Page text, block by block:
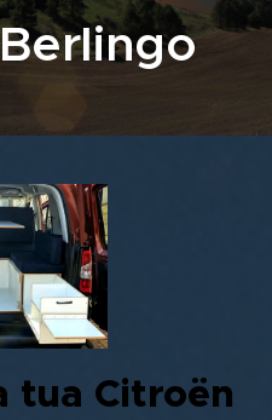
tua Citroën